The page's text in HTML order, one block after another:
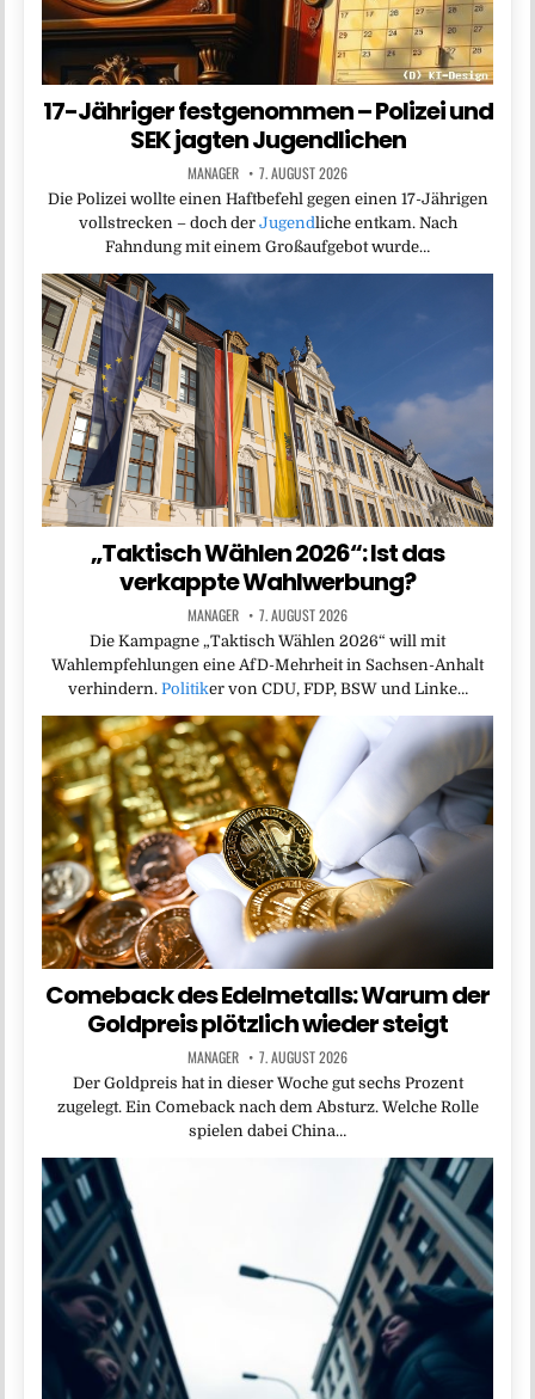
17-Jähriger festgenommen – Polizei und
SEK jagten Jugendlichen
MANAGER 7. AUGUST 2026
Die Polizei wollte einen Haftbefehl gegen einen 17-Jährigen
vollstrecken – doch der Jugendliche entkam. Nach
Fahndung mit einem Großaufgebot wurde…
„Taktisch Wählen 2026“: Ist das
verkappte Wahlwerbung?
MANAGER 7. AUGUST 2026
Die Kampagne „Taktisch Wählen 2026“ will mit
Wahlempfehlungen eine AfD-Mehrheit in Sachsen-Anhalt
verhindern. Politiker von CDU, FDP, BSW und Linke…
Comeback des Edelmetalls: Warum der
Goldpreis plötzlich wieder steigt
MANAGER 7. AUGUST 2026
Der Goldpreis hat in dieser Woche gut sechs Prozent
zugelegt. Ein Comeback nach dem Absturz. Welche Rolle
spielen dabei China…